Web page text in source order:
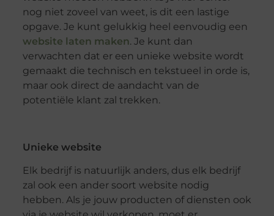
nog niet zoveel van weet, is dit een lastige
opgave. Je kunt gelukkig heel eenvoudig een
website laten maken. Je kunt dan
verwachten dat er een unieke website wordt
gemaakt die technisch en tekstueel in orde is,
maar ook direct de aandacht van de
potentiële klant zal trekken.
Unieke website
Elk bedrijf is natuurlijk anders, dus elk bedrijf
zal ook een ander soort website nodig
hebben. Als je jouw producten of diensten ook